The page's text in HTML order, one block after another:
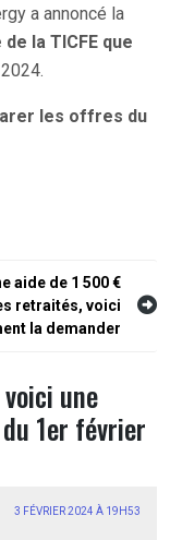
a annoncé la
la TICFE que
les offres du
aide de 1 500 €
retraités, voici
la demander
une
1er février
3 FÉVRIER 2024 À 19H53